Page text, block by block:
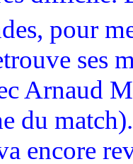
pour
ses
Arnaud
du
encore